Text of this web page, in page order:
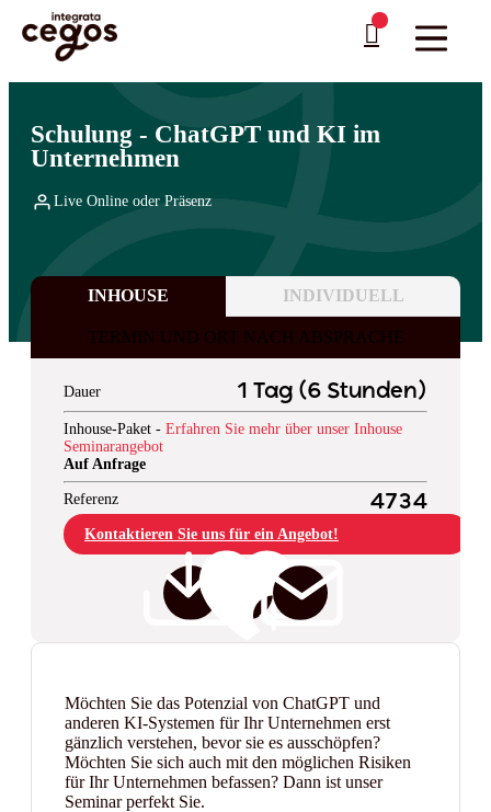
Skip to main content
Sie sind hier:Startseite
Professionelle Weiterbildung & Schulungen in Deutschland
>Künstliche Intelligenz
Schulung - ChatGPT und KI im
Unternehmen
Live Online oder Präsenz
INHOUSE INDIVIDUELL
TERMIN UND ORT NACH ABSPRACHE
Dauer 1 Tag (6 Stunden)
Inhouse-Paket - Erfahren Sie mehr über unser Inhouse
Seminarangebot
Auf Anfrage
Referenz 4734
Kontaktieren Sie uns für ein Angebot!
Möchten Sie das Potenzial von ChatGPT und
anderen KI-Systemen für Ihr Unternehmen erst
gänzlich verstehen, bevor sie es ausschöpfen?
Möchten Sie sich auch mit den möglichen Risiken
für Ihr Unternehmen befassen? Dann ist unser
Seminar perfekt Sie.